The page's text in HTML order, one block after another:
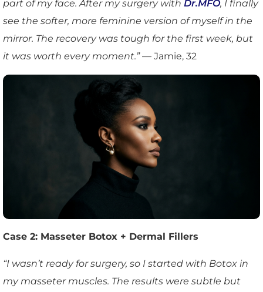
part of my face. After my surgery with Dr.MFO, I finally
see the softer, more feminine version of myself in the
mirror. The recovery was tough for the first week, but
it was worth every moment.”— Jamie, 32
Case 2: Masseter Botox + Dermal Fillers
“I wasn’t ready for surgery, so I started with Botox in
my masseter muscles. The results were subtle but